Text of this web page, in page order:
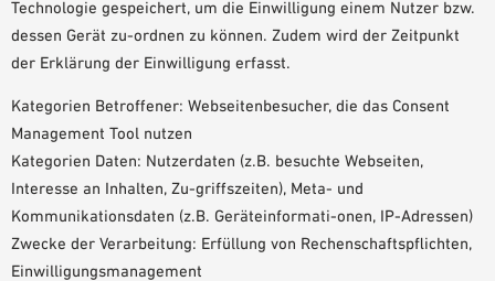
Technologie gespeichert, um die Einwilligung einem Nutzer bzw.
dessen Gerät zu-ordnen zu können. Zudem wird der Zeitpunkt
der Erklärung der Einwilligung erfasst.
Kategorien Betroffener: Webseitenbesucher, die das Consent
Management Tool nutzen
Kategorien Daten: Nutzerdaten (z.B. besuchte Webseiten,
Interesse an Inhalten, Zu-griffszeiten), Meta- und
Kommunikationsdaten (z.B. Geräteinformati-onen, IP-Adressen)
Zwecke der Verarbeitung: Erfüllung von Rechenschaftspflichten,
Einwilligungsmanagement